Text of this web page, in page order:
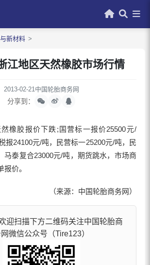
新材料
江地区天然橡胶市场行情
2013-02-21中国轮胎商务网
分享到：
胶报价下跌;国营标一报价25500元/
报24100元/吨，民营标一25200元/吨，民
马泰复合23000元/吨，期货跳水，市场商
价。
（来源：中国轮胎商务网）
迎扫描下方二维码关注中国轮胎商
微信公众号（Tire123）